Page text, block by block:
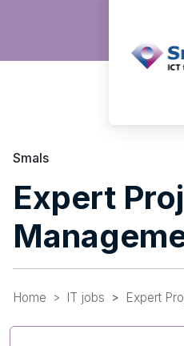
Smals
Expert
Home IT jobs Expert